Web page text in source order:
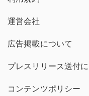
運営会社
広告掲載について
プレスリリース送付
コンテンツポリシー